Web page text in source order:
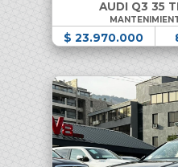
AUDI Q3 35
$ 23.970.000